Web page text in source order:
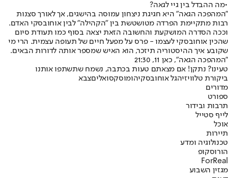
•מה ההבדל בין גיי לגאה?
"המהפכה הגאה" היא חגיגת ניצחון עמוסה בהישגים, אך לאורך סצנות
רבות מתקיימת הפרדה מטושטשת בין "הקהילה" לבין אוחובסקי האדם.
וככה הסדרה המושקעת והחשובה הזאת יצאה בסוף כמו תעודת סיום
שהכין אוחובסקי לעצמו - פרס על מפעל חיים של תעופה עצמית. הרי מי
שקובע איך ההיסטוריה תיזכר, הוא האיש שמספר אותה לדורות הבאים.
"המהפכה הגאה", כאן ‭ 21:30 ,11‬
טעינו? נתקן! אם מצאתם טעות בכתבה, נשמח שתשתפו אותנו
ביקורת טלוויזיהגל אוחובסקיהומוסקסואליםצבא
מדורים
ספורט
תרבות ובידור
לייף סטייל
אוכל
תיירות
טכנולוגיה ומדע
הורוסקופ
ForReal
מגזין השבוע